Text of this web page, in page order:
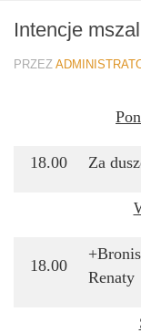
Intencje
PRZEZ
18.00 Za
18.00
Renaty